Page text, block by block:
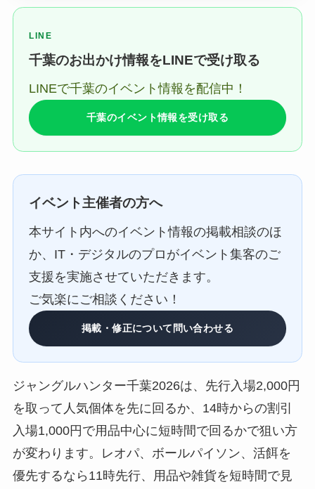
LINE
千葉のお出かけ情報をLINEで受け取る
LINEで千葉のイベント情報を配信中！
千葉のイベント情報を受け取る
イベント主催者の方へ
本サイト内へのイベント情報の掲載相談のほ
か、IT・デジタルのプロがイベント集客のご
支援を実施させていただきます。
ご気楽にご相談ください！
掲載・修正について問い合わせる
ジャングルハンター千葉2026は、先行入場2,000円
を取って人気個体を先に回るか、14時からの割引
入場1,000円で用品中心に短時間で回るかで狙い方
が変わります。レオパ、ボールパイソン、活餌を
優先するなら11時先行、用品や雑貨を短時間で見